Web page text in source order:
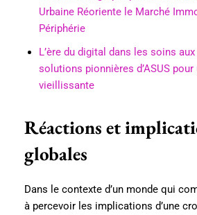
Urbaine Réoriente le Marché
Périphérie
L’ère du digital dans les soins
solutions pionnières d’ASUS
vieillissante
Réactions et
globales
Dans le contexte d’un monde qui
à percevoir les implications d’une